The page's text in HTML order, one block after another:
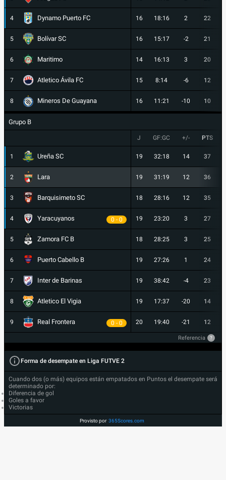
4 Dynamo Puerto FC 16 18:16 2 22
5 Bolívar SC 16 15:17 -2 21
6 Maritimo 14 16:13 3 20
7 Atletico Ávila FC 15 8:14 -6 12
8 Mineros De Guayana 16 11:21 -10 10
Grupo B
J GF:GC +/- PTS
1 Ureña SC 19 32:18 14 37
2 Lara 19 31:19 12 36
3 Barquisimeto SC 18 28:16 12 35
4 Yaracuyanos 0 - 0 19 23:20 3 27
5 Zamora FC B 18 28:25 3 25
6 Puerto Cabello B 19 27:26 1 24
7 Inter de Barinas 19 38:42 -4 23
8 Atletico El Vigia 19 17:37 -20 14
9 Real Frontera 0 - 0 20 19:40 -21 12
Referencia ?
Forma de desempate en Liga FUTVE 2
Cuando dos (o más) equipos están empatados en Puntos el desempate será
determinado por:
Diferencia de gol
Goles a favor
Victorias
Provisto por 365Scores.com